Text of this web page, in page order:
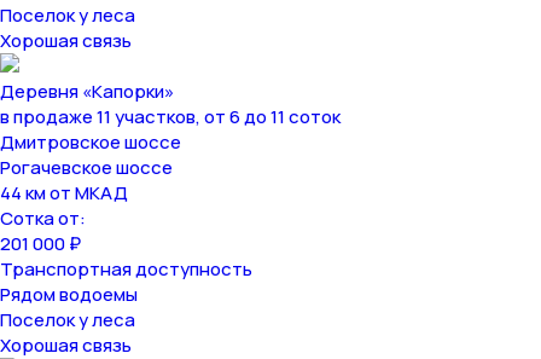
Поселок у леса
Хорошая связь
Деревня «Капорки»
в продаже 11 участков, от 6 до 11 соток
Дмитровское шоссе
Рогачевское шоссе
44 км от МКАД
Сотка от:
201 000 ₽
Транспортная доступность
Рядом водоемы
Поселок у леса
Хорошая связь